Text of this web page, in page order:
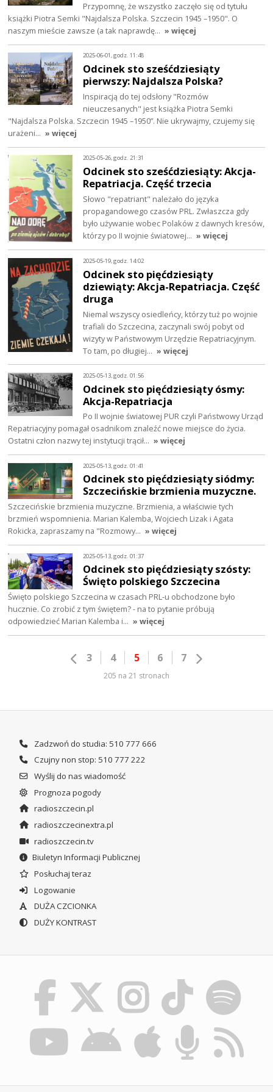
Przypomnę, że wszystko zaczęło się od tytułu
książki Piotra Semki "Najdalsza Polska. Szczecin 1945 –1950". O
naszym mieście zawsze (a tak naprawdę… » więcej
2025-06-01, godz. 11:48
Odcinek sto sześćdziesiąty
pierwszy: Najdalsza Polska?
Inspiracją do tej odsłony "Rozmów
nieuczesanych" jest książka Piotra Semki
"Najdalsza Polska. Szczecin 1945 –1950”. Nie ukrywajmy, czujemy się
urażeni… » więcej
2025-05-26, godz. 21:31
Odcinek sto sześćdziesiąty: Akcja-
Repatriacja. Część trzecia
Słowo "repatriant" należało do języka
propagandowego czasów PRL. Zwłaszcza gdy
było używanie wobec Polaków z dawnych kresów,
którzy po II wojnie światowej… » więcej
2025-05-19, godz. 14:02
Odcinek sto pięćdziesiąty
dziewiąty: Akcja-Repatriacja. Część
druga
Niemal wszyscy osiedleńcy, którzy tuż po wojnie
trafiali do Szczecina, zaczynali swój pobyt od
wizyty w Państwowym Urzędzie Repatriacyjnym.
To tam, po długiej… » więcej
2025-05-13, godz. 01:56
Odcinek sto pięćdziesiąty ósmy:
Akcja-Repatriacja
Po II wojnie światowej PUR czyli Państwowy Urząd
Repatriacyjny pomagał osadnikom znaleźć nowe miejsce do życia.
Ostatni człon nazwy tej instytucji trącił… » więcej
2025-05-13, godz. 01:41
Odcinek sto pięćdziesiąty siódmy:
Szczecińskie brzmienia muzyczne.
Szczecińskie brzmienia muzyczne. Brzmienia, a właściwie tych
brzmień wspomnienia. Marian Kalemba, Wojciech Lizak i Agata
Rokicka, zapraszamy na "Rozmowy… » więcej
2025-05-13, godz. 01:37
Odcinek sto pięćdziesiąty szósty:
Święto polskiego Szczecina
Święto polskiego Szczecina w czasach PRL-u obchodzone było
hucznie. Co zrobić z tym świętem? - na to pytanie próbują
odpowiedzieć Marian Kalemba i… » więcej
3 4 5 6 7
205 na 21 stronach
Zadzwoń do studia: 510 777 666
Czujny non stop: 510 777 222
Wyślij do nas wiadomość
Prognoza pogody
radioszczecin.pl
radioszczecinextra.pl
radioszczecin.tv
Biuletyn Informacji Publicznej
Posłuchaj teraz
Logowanie
DUŻA CZCIONKA
DUŻY KONTRAST